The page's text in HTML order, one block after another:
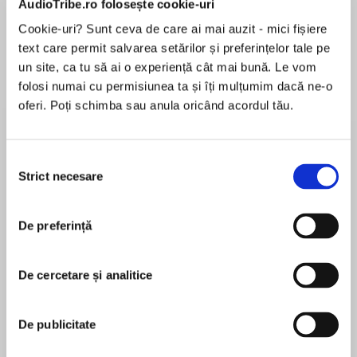
AudioTribe.ro folosește cookie-uri
Cookie-uri? Sunt ceva de care ai mai auzit - mici fișiere
text care permit salvarea setărilor și preferințelor tale pe
un site, ca tu să ai o experiență cât mai bună. Le vom
folosi numai cu permisiunea ta și îți mulțumim dacă ne-o
oferi. Poți schimba sau anula oricând acordul tău.
consimțământului
Strict necesare
De preferință
De cercetare și analitice
De publicitate
Desprecarte
The third book in the epic and bestselling series
that has gripped millions.
As seen on Netflix and BBC around the world.
thrown out of Wessex. Uhtred, fresh from
fighting for Alfred in the battle to free Wessex,
travels north to seek revenge for his father's
death, killed in a bloody raid by Uhtred's old
pentru această carte
Bernard Cornwell was born in London, raised in